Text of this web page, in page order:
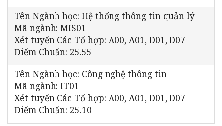
Tên Ngành học: Hệ thống thông tin quản lý
Mã ngành: MIS01
Xét tuyển Các Tổ hợp: A00, A01, D01, D07
Điểm Chuẩn: 25.55
Tên Ngành học: Công nghệ thông tin
Mã ngành: IT01
Xét tuyển Các Tổ hợp: A00, A01, D01, D07
Điểm Chuẩn: 25.10